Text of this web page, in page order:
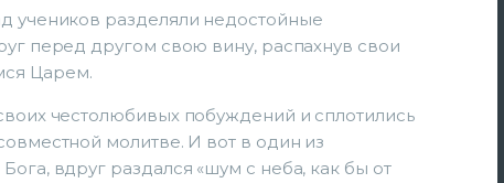
учеников разделяли недостойные
перед другом свою вину, распахнув свои
Царем.
честолюбивых побуждений и сплотились
молитве. И вот в один из
вдруг раздался «шум с неба, как бы от